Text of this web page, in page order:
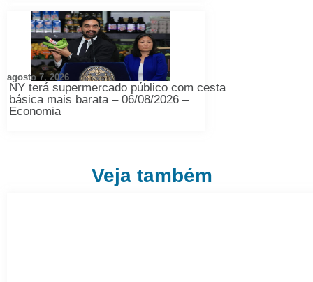
NY terá supermercado público com cesta
básica mais barata – 06/08/2026 –
Economia
agosto 7, 2026
Veja também